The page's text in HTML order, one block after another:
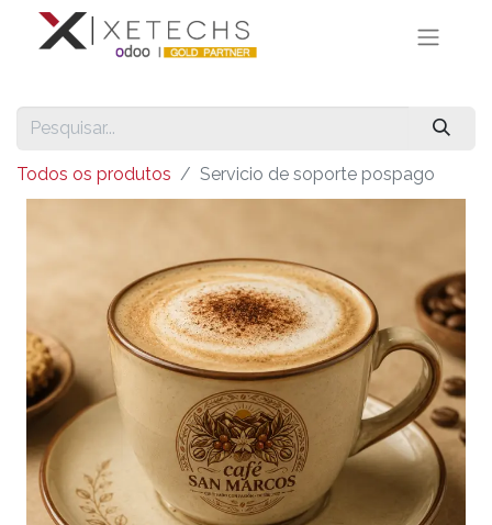
Todos os produtos Servicio de soporte pospago